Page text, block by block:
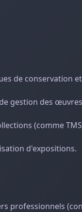
de conservation
gestion des
(comme
d'expositions.
professionnels